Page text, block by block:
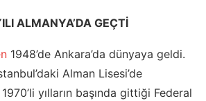
ALMANYA’DA GEÇTİ
1948’de Ankara’da dünyaya geldi.
Alman Lisesi’de
yılların başında gittiği Federal